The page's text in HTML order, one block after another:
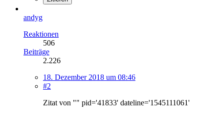
andyg
Reaktionen
506
Beiträge
2.226
18. Dezember 2018 um 08:46
#2
Zitat von "" pid='41833' dateline='1545111061'